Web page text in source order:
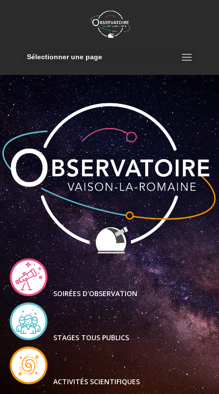
Sélectionner une page
SOIRÉES D'OBSERVATION
STAGES TOUS PUBLICS
ACTIVITÉS SCIENTIFIQUES